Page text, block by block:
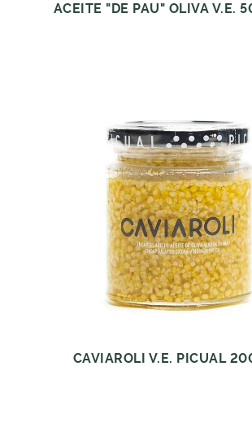
ACEITE "DE PAU" OLIVA V.E.
CAVIAROLI V.E. PICUAL